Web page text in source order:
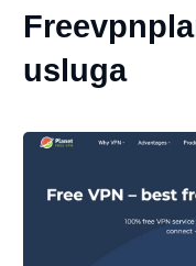
usluga